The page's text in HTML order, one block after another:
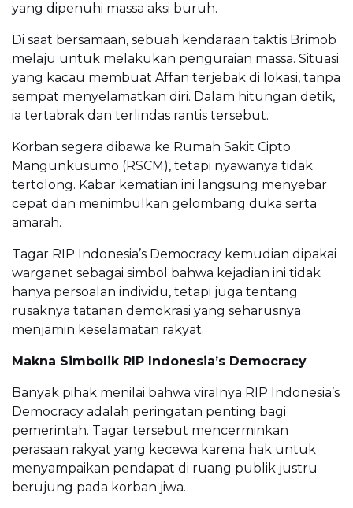
yang dipenuhi massa aksi buruh.
Di saat bersamaan, sebuah kendaraan taktis Brimob
melaju untuk melakukan penguraian massa. Situasi
yang kacau membuat Affan terjebak di lokasi, tanpa
sempat menyelamatkan diri. Dalam hitungan detik,
ia tertabrak dan terlindas rantis tersebut.
Korban segera dibawa ke Rumah Sakit Cipto
Mangunkusumo (RSCM), tetapi nyawanya tidak
tertolong. Kabar kematian ini langsung menyebar
cepat dan menimbulkan gelombang duka serta
amarah.
Tagar RIP Indonesia’s Democracy kemudian dipakai
warganet sebagai simbol bahwa kejadian ini tidak
hanya persoalan individu, tetapi juga tentang
rusaknya tatanan demokrasi yang seharusnya
menjamin keselamatan rakyat.
Makna Simbolik RIP Indonesia’s Democracy
Banyak pihak menilai bahwa viralnya RIP Indonesia’s
Democracy adalah peringatan penting bagi
pemerintah. Tagar tersebut mencerminkan
perasaan rakyat yang kecewa karena hak untuk
menyampaikan pendapat di ruang publik justru
berujung pada korban jiwa.